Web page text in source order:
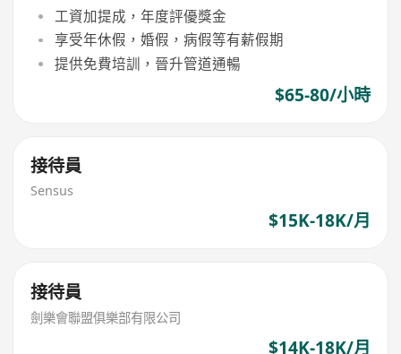
工資加提成，年度評優獎金
享受年休假，婚假，病假等有薪假期
提供免費培訓，晉升管道通暢
$65-80/小時
接待員
Sensus
$15K-18K/月
接待員
劍樂會聯盟俱樂部有限公司
$14K-18K/月